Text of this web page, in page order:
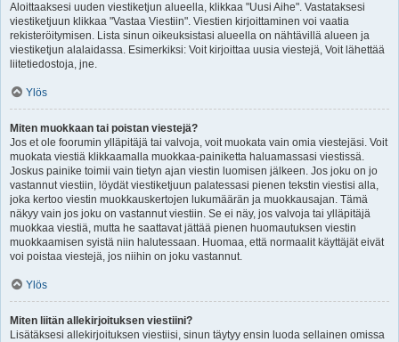
Aloittaaksesi uuden viestiketjun alueella, klikkaa "Uusi Aihe". Vastataksesi
viestiketjuun klikkaa "Vastaa Viestiin". Viestien kirjoittaminen voi vaatia
rekisteröitymisen. Lista sinun oikeuksistasi alueella on nähtävillä alueen ja
viestiketjun alalaidassa. Esimerkiksi: Voit kirjoittaa uusia viestejä, Voit lähettää
liitetiedostoja, jne.
Ylös
Miten muokkaan tai poistan viestejä?
Jos et ole foorumin ylläpitäjä tai valvoja, voit muokata vain omia viestejäsi. Voit
muokata viestiä klikkaamalla muokkaa-painiketta haluamassasi viestissä.
Joskus painike toimii vain tietyn ajan viestin luomisen jälkeen. Jos joku on jo
vastannut viestiin, löydät viestiketjuun palatessasi pienen tekstin viestisi alla,
joka kertoo viestin muokkauskertojen lukumäärän ja muokkausajan. Tämä
näkyy vain jos joku on vastannut viestiin. Se ei näy, jos valvoja tai ylläpitäjä
muokkaa viestiä, mutta he saattavat jättää pienen huomautuksen viestin
muokkaamisen syistä niin halutessaan. Huomaa, että normaalit käyttäjät eivät
voi poistaa viestejä, jos niihin on joku vastannut.
Ylös
Miten liitän allekirjoituksen viestiini?
Lisätäksesi allekirjoituksen viestiisi, sinun täytyy ensin luoda sellainen omissa